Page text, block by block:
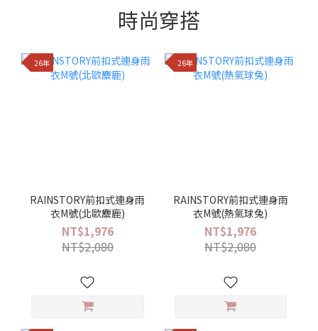
時尚穿搭
26年
RAINSTORY前扣式連身雨
衣M號(北歐麋鹿)
NT$1,976
NT$2,080
26年
RAINSTORY前扣式連身雨
衣M號(熱氣球兔)
NT$1,976
NT$2,080